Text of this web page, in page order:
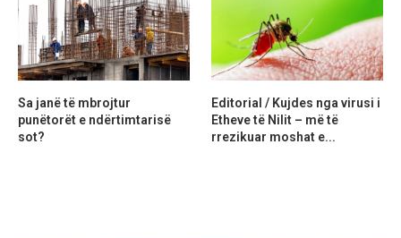
Sa janë të mbrojtur
punëtorët e ndërtimtarisë
sot?
Editorial / Kujdes nga virusi i
Etheve të Nilit – më të
rrezikuar moshat e...